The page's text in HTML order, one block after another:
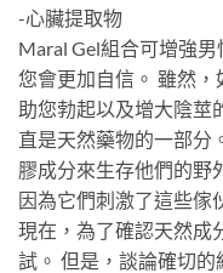
-心臟提取物
Maral Gel組合可增強
您會更加自信。 雖然
助您勃起以及增大陰莖
直是天然藥物的一部分
膠成分來生存他們的野
因為它們刺激了這些傢
現在，為了確認天然成
試。 但是，談論確切